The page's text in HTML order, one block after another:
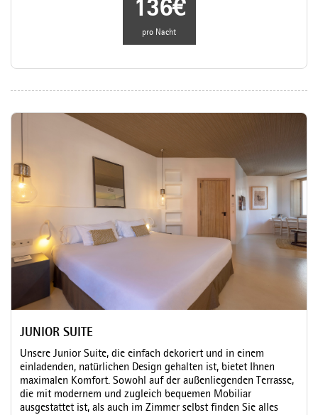
136€
pro Nacht
JUNIOR SUITE
Unsere Junior Suite, die einfach dekoriert und in einem
einladenden, natürlichen Design gehalten ist, bietet Ihnen
maximalen Komfort. Sowohl auf der außenliegenden Terrasse,
die mit modernem und zugleich bequemen Mobiliar
ausgestattet ist, als auch im Zimmer selbst finden Sie alles